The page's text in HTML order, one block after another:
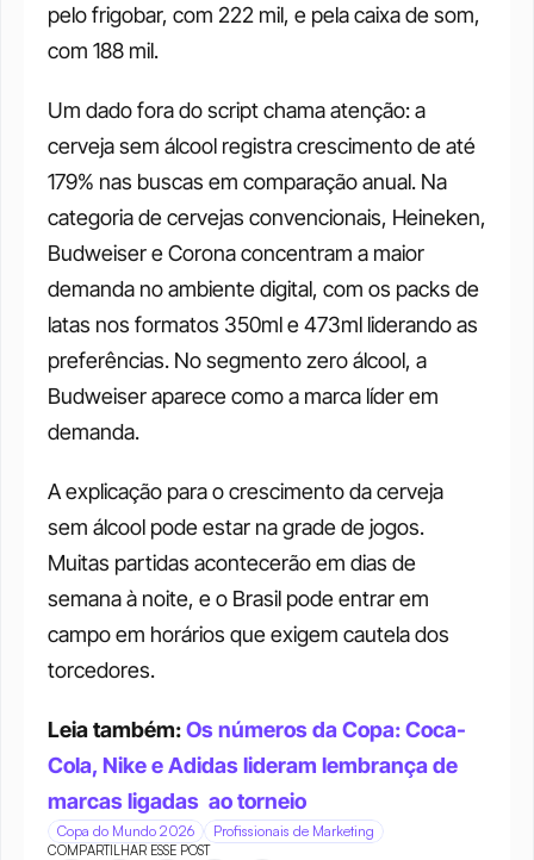
pelo frigobar, com 222 mil, e pela caixa de som,
com 188 mil.
Um dado fora do script chama atenção: a
cerveja sem álcool registra crescimento de até
179% nas buscas em comparação anual. Na
categoria de cervejas convencionais, Heineken,
Budweiser e Corona concentram a maior
demanda no ambiente digital, com os packs de
latas nos formatos 350ml e 473ml liderando as
preferências. No segmento zero álcool, a
Budweiser aparece como a marca líder em
demanda.
A explicação para o crescimento da cerveja
sem álcool pode estar na grade de jogos.
Muitas partidas acontecerão em dias de
semana à noite, e o Brasil pode entrar em
campo em horários que exigem cautela dos
torcedores.
Leia também: Os números da Copa: Coca-
Cola, Nike e Adidas lideram lembrança de
marcas ligadas  ao torneio
Copa do Mundo 2026 Profissionais de Marketing
COMPARTILHAR ESSE POST